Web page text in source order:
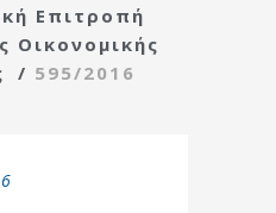
Επιτροπή
Οικονομικής
/ 595/2016